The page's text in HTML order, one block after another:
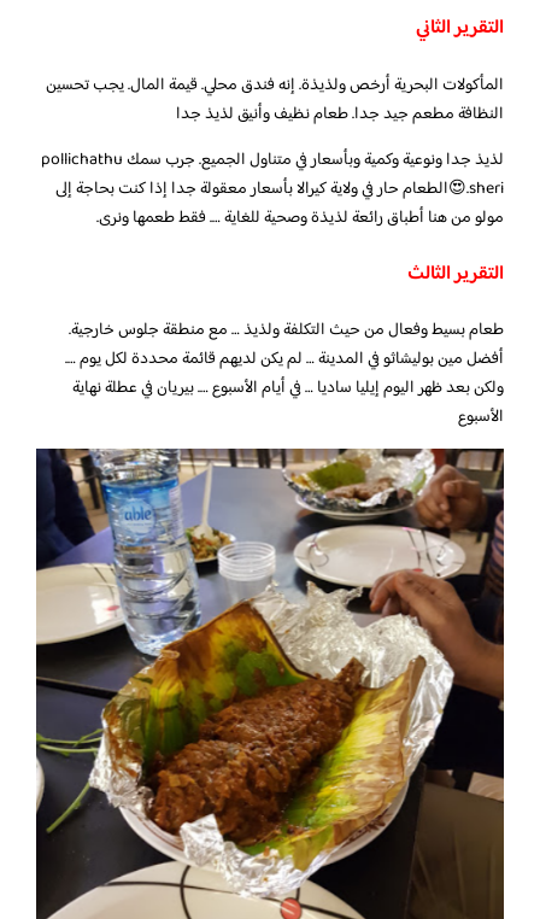
التقرير الثاني
المأكولات البحرية أرخص ولذيذة. إنه فندق محلي. قيمة المال. يجب تحسين
النظافة مطعم جيد جدا. طعام نظيف وأنيق لذيذ جدا
لذيذ جدا ونوعية وكمية وبأسعار في متناول الجميع. جرب سمك pollichathu
sheri.😍الطعام حار في ولاية كيرالا بأسعار معقولة جدا إذا كنت بحاجة إلى
مولو من هنا أطباق رائعة لذيذة وصحية للغاية …. فقط طعمها ونرى.
التقرير الثالث
طعام بسيط وفعال من حيث التكلفة ولذيذ … مع منطقة جلوس خارجية.
أفضل مين بوليشاثو في المدينة … لم يكن لديهم قائمة محددة لكل يوم ….
ولكن بعد ظهر اليوم إيليا ساديا … في أيام الأسبوع …. بيريان في عطلة نهاية
الأسبوع